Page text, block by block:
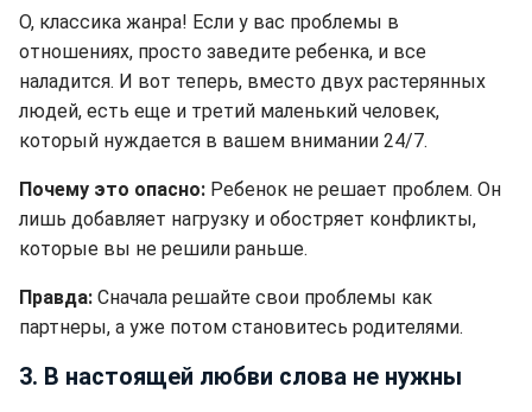
О, классика жанра! Если у вас проблемы в
отношениях, просто заведите ребенка, и все
наладится. И вот теперь, вместо двух растерянных
людей, есть еще и третий маленький человек,
который нуждается в вашем внимании 24/7.
Почему это опасно: Ребенок не решает проблем. Он
лишь добавляет нагрузку и обостряет конфликты,
которые вы не решили раньше.
Правда: Сначала решайте свои проблемы как
партнеры, а уже потом становитесь родителями.
3. В настоящей любви слова не нужны